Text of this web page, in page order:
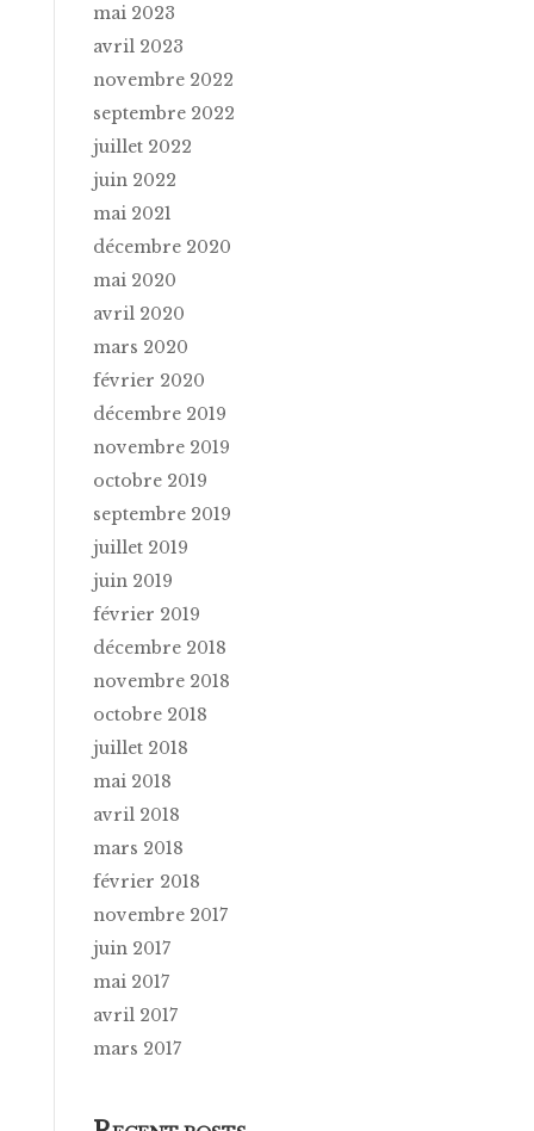
mai 2023
avril 2023
novembre 2022
septembre 2022
juillet 2022
juin 2022
mai 2021
décembre 2020
mai 2020
avril 2020
mars 2020
février 2020
décembre 2019
novembre 2019
octobre 2019
septembre 2019
juillet 2019
juin 2019
février 2019
décembre 2018
novembre 2018
octobre 2018
juillet 2018
mai 2018
avril 2018
mars 2018
février 2018
novembre 2017
juin 2017
mai 2017
avril 2017
mars 2017